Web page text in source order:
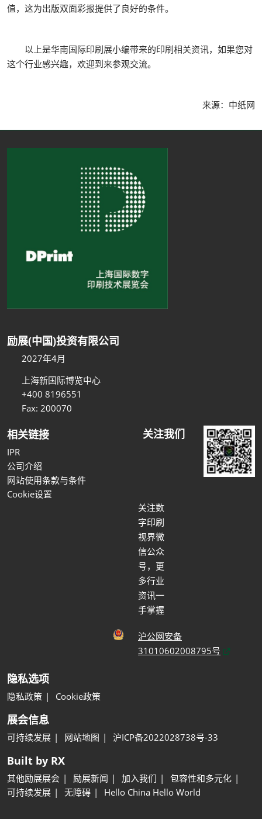
值，这为出版双面彩报提供了良好的条件。
以上是华南国际印刷展小编带来的印刷相关资讯，如果您对
这个行业感兴趣，欢迎到来参观交流。
来源：中纸网
励展(中国)投资有限公司
2027年4月
上海新国际博览中心
+400 8196551
Fax: 200070
相关链接
IPR
公司介绍
网站使用条款与条件
Cookie设置
关注我们
关注数
字印刷
视界微
信公众
号，更
多行业
资讯一
手掌握
沪公网安备
31010602008795号
隐私选项
隐私政策 Cookie政策
展会信息
可持续发展 网站地图 沪ICP备2022028738号-33
Built by RX
其他励展展会 励展新闻 加入我们
包容性和多元化
可持续发展
无障碍 Hello China Hello World